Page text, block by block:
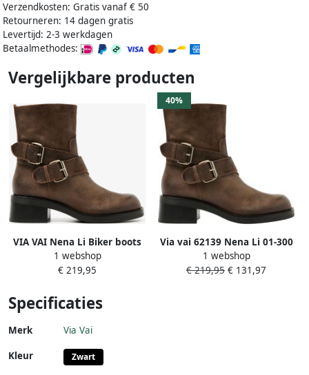
Verzendkosten: Gratis vanaf € 50
Retourneren: 14 dagen gratis
Levertijd: 2-3 werkdagen
Betaalmethodes:
Vergelijkbare producten
VIA VAI Nena Li Biker boots
dames
1 webshop
€ 219,95
40%
Via vai 62139 Nena Li 01-300
Rusty Brown
1 webshop
€ 219,95 € 131,97
Specificaties
Merk Via Vai
Kleur Zwart